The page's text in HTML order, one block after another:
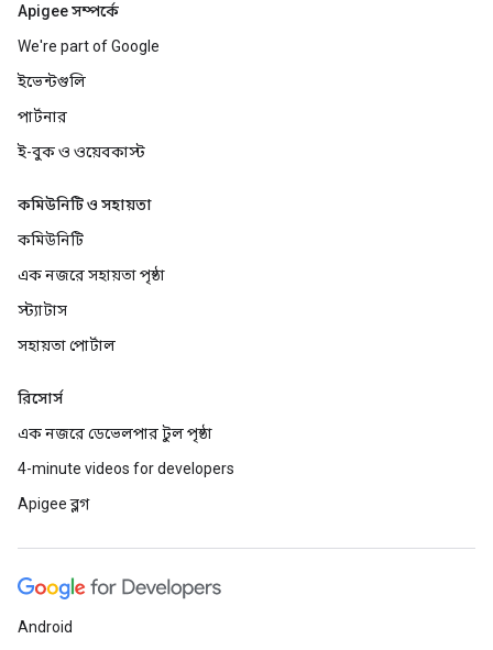
Apigee সম্পর্কে
We're part of Google
ইভেন্টগুলি
পার্টনার
ই-বুক ও ওয়েবকাস্ট
কমিউনিটি ও সহায়তা
কমিউনিটি
এক নজরে সহায়তা পৃষ্ঠা
স্ট্যাটাস
সহায়তা পোর্টাল
রিসোর্স
এক নজরে ডেভেলপার টুল পৃষ্ঠা
4-minute videos for developers
Apigee ব্লগ
Android